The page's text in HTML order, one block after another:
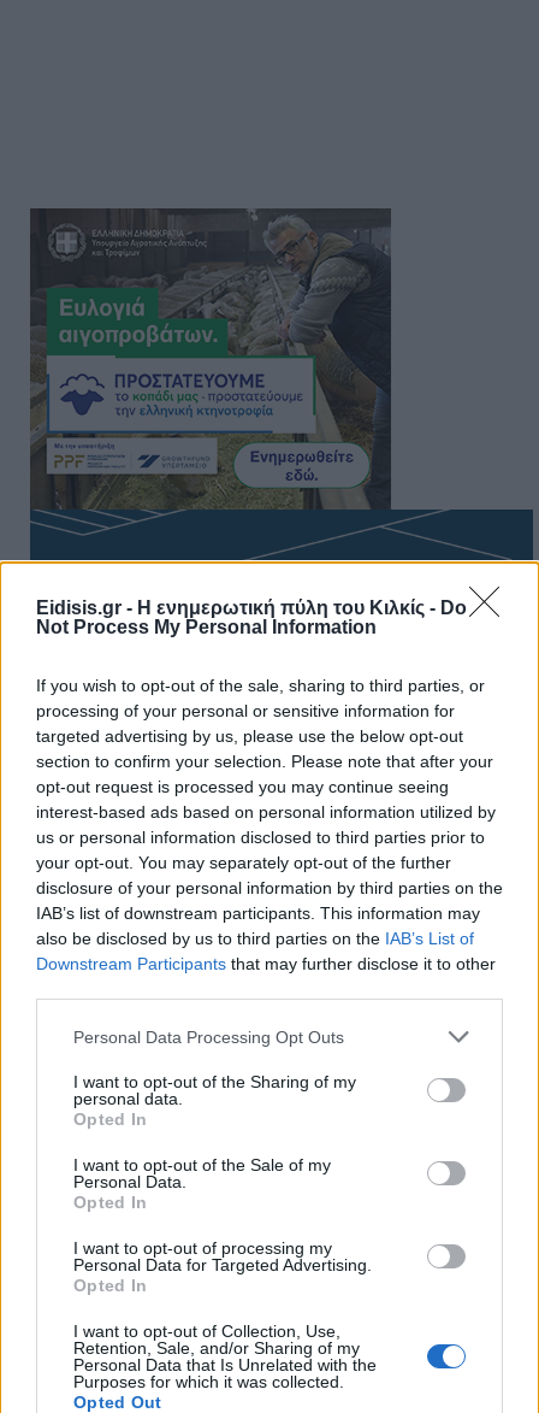
Eidisis.gr - Η ενημερωτική πύλη του Κιλκίς - Do
Not Process My Personal Information
If you wish to opt-out of the sale, sharing to third parties, or
processing of your personal or sensitive information for
targeted advertising by us, please use the below opt-out
section to confirm your selection. Please note that after your
opt-out request is processed you may continue seeing
interest-based ads based on personal information utilized by
us or personal information disclosed to third parties prior to
your opt-out. You may separately opt-out of the further
disclosure of your personal information by third parties on the
IAB’s list of downstream participants. This information may
also be disclosed by us to third parties on the IAB’s List of
Downstream Participants that may further disclose it to other
Personal Data Processing Opt Outs
I want to opt-out of the Sharing of my
personal data.
Opted In
I want to opt-out of the Sale of my
Personal Data.
Opted In
I want to opt-out of processing my
Personal Data for Targeted Advertising.
Opted In
I want to opt-out of Collection, Use,
Retention, Sale, and/or Sharing of my
Personal Data that Is Unrelated with the
Purposes for which it was collected.
Opted Out
Πρωινή